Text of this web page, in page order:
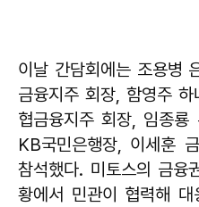
이날 간담회에는 조용병
금융지주 회장, 함영주
협금융지주 회장, 임종룡
KB국민은행장, 이세훈
참석했다. 미토스의 금융
황에서 민관이 협력해